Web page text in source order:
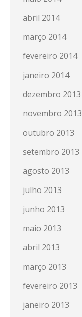
abril 2014
março 2014
fevereiro 2014
janeiro 2014
dezembro 2013
novembro 2013
outubro 2013
setembro 2013
agosto 2013
julho 2013
junho 2013
maio 2013
abril 2013
março 2013
fevereiro 2013
janeiro 2013